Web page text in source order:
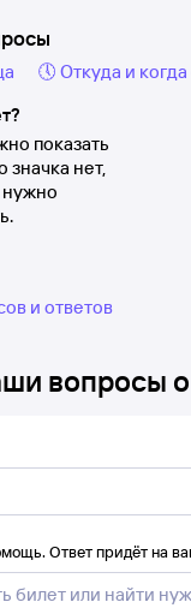
🕔 Откуда и
показать
значка нет,
и ответов
вопросы о
Ответ придёт на